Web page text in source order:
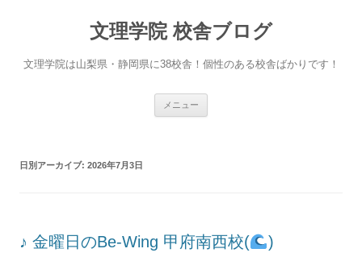
文理学院 校舎ブログ
文理学院は山梨県・静岡県に38校舎！個性のある校舎ばかりです！
メニュー
日別アーカイブ: 2026年7月3日
♪ 金曜日のBe-Wing 甲府南西校( )